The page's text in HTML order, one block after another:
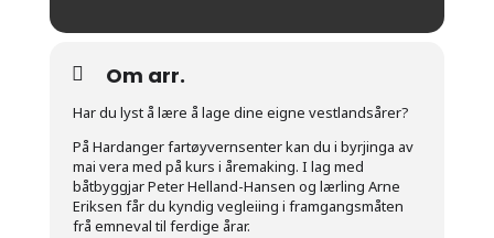
Om arr.
Har du lyst å lære å lage dine eigne vestlandsårer?
På Hardanger fartøyvernsenter kan du i byrjinga av
mai vera med på kurs i åremaking. I lag med
båtbyggjar Peter Helland-Hansen og lærling Arne
Eriksen får du kyndig vegleiing i framgangsmåten
frå emneval til ferdige årar.